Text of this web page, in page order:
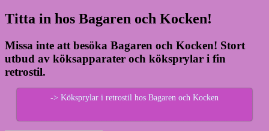
Titta in hos Bagaren och Kocken!
Missa inte att besöka Bagaren och Kocken! Stort
utbud av köksapparater och köksprylar i fin
retrostil.
-> Köksprylar i retrostil hos Bagaren och Kocken